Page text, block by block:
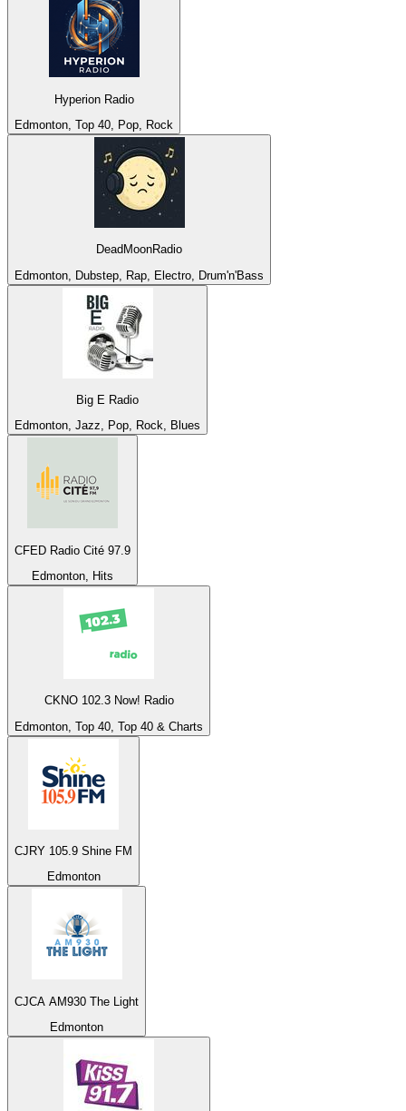
Hyperion Radio
Edmonton, Top 40, Pop, Rock
DeadMoonRadio
Edmonton, Dubstep, Rap, Electro, Drum'n'Bass
Big E Radio
Edmonton, Jazz, Pop, Rock, Blues
CFED Radio Cité 97.9
Edmonton, Hits
CKNO 102.3 Now! Radio
Edmonton, Top 40, Top 40 & Charts
CJRY 105.9 Shine FM
Edmonton
CJCA AM930 The Light
Edmonton